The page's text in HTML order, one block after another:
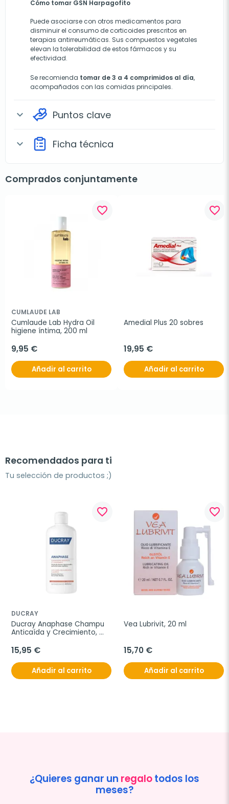
Cómo tomar GSN Harpagofito
Puede asociarse con otros medicamentos para
disminuir el consumo de corticoides prescritos en
terapias antirreumáticas. Sus compuestos vegetales
elevan la tolerabilidad de estos fármacos y su
efectividad.
Se recomienda tomar de 3 a 4 comprimidos al día,
acompañados con las comidas principales.
expand_more Puntos clave
expand_more Ficha técnica
Comprados conjuntamente
favorite_border
CUMLAUDE LAB
Cumlaude Lab Hydra Oil
higiene íntima, 200 ml
9,95 €
Añadir al carrito
favorite_border
Amedial Plus 20 sobres
19,95 €
Añadir al carrito
Recomendados para ti
Tu selección de productos ;)
favorite_border
DUCRAY
Ducray Anaphase Champu
Anticaída y Crecimiento,
15,95 €
Añadir al carrito
favorite_border
Vea Lubrivit, 20 ml
15,70 €
Añadir al carrito
¿Quieres ganar un regalotodos los
meses?